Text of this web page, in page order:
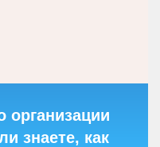
организации
знаете, как